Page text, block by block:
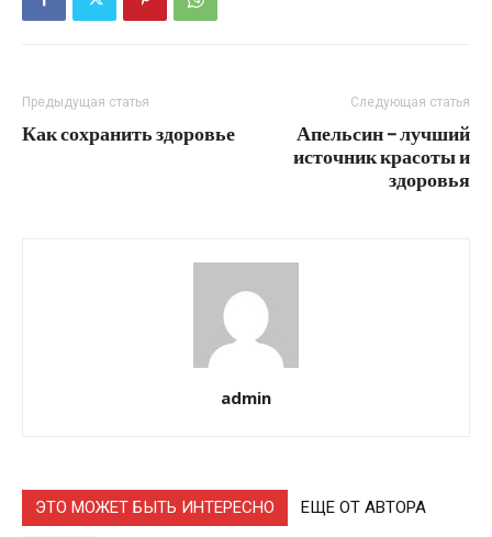
Предыдущая статья
Как сохранить здоровье
Следующая статья
Апельсин – лучший
источник красоты и
здоровья
admin
ЭТО МОЖЕТ БЫТЬ ИНТЕРЕСНО ЕЩЕ ОТ АВТОРА